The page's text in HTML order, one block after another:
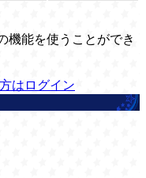
機能を使うことができ
はログイン